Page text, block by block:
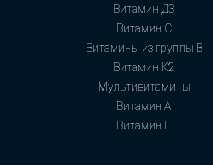
Витамин Д3
Витамин С
Витамины из группы В
Витамин К2
Мультивитамины
Витамин А
Витамин Е